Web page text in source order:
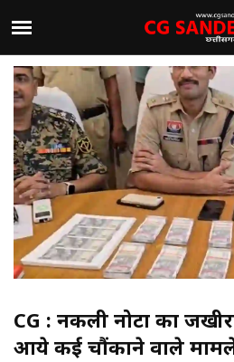
CG : नकली नोटों का
आये कई चौंकाने वाले